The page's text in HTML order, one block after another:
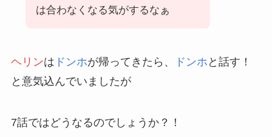
は合わなくなる気がするなぁ
ヘリンは ドンホが帰ってきたら、 ドンホ と話す！
と意気込んでいましたが
7話ではどうなるのでしょうか？！